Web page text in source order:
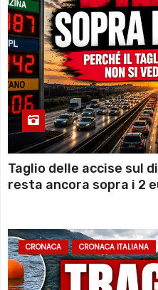
Taglio delle accise sul
resta ancora sopra i 2
CRONACA CRONACA ITALIANA